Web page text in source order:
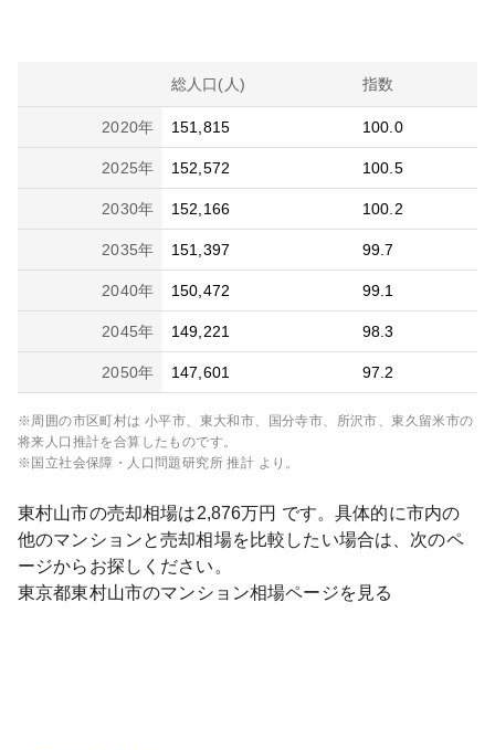
総人口(人) 指数
2020年 151,815 100.0
2025年 152,572 100.5
2030年 152,166 100.2
2035年 151,397 99.7
2040年 150,472 99.1
2045年 149,221 98.3
2050年 147,601 97.2
※周囲の市区町村は 小平市、東大和市、国分寺市、所沢市、東久留米市の
将来人口推計を合算したものです。
※国立社会保障・人口問題研究所 推計 より。
東村山市の売却相場は2,876万円 です。具体的に市内の
他のマンションと売却相場を比較したい場合は、次のペ
ージからお探しください。
東京都東村山市のマンション相場ページを見る